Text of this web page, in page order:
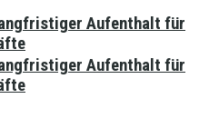
Aufenthalt für
Aufenthalt für